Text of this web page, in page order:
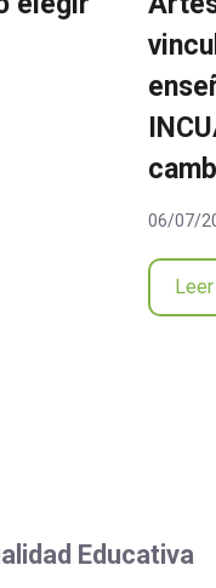
06/07/
Educativa